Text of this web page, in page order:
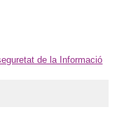
de la Informació